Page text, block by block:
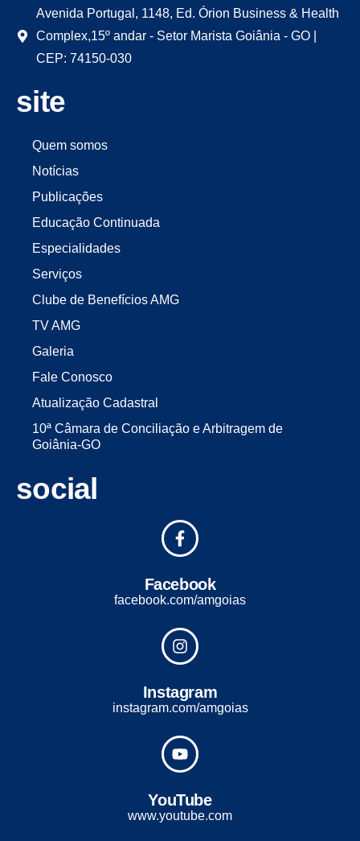
Avenida Portugal, 1148, Ed. Órion Business & Health
Complex,15º andar - Setor Marista Goiânia - GO |
CEP: 74150-030
site
Quem somos
Notícias
Publicações
Educação Continuada
Especialidades
Serviços
Clube de Benefícios AMG
TV AMG
Galeria
Fale Conosco
Atualização Cadastral
10ª Câmara de Conciliação e Arbitragem de
Goiânia-GO
social
Facebook
facebook.com/amgoias
Instagram
instagram.com/amgoias
YouTube
www.youtube.com